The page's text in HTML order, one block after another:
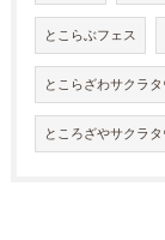
とこらぶフェス
とこらざわサクラタ
ところざやサクラタ